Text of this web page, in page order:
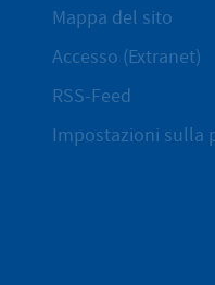
Mappa del sito
Accesso (Extranet)
RSS-Feed
Impostazioni sulla